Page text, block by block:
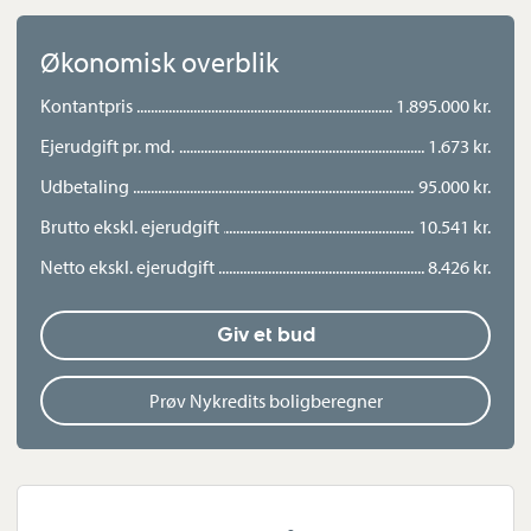
Økonomisk overblik
Kontantpris
1.895.000 kr.
Ejerudgift pr. md.
1.673 kr.
Udbetaling
95.000 kr.
Brutto ekskl. ejerudgift
10.541 kr.
Netto ekskl. ejerudgift
8.426 kr.
Giv et bud
Prøv Nykredits boligberegner